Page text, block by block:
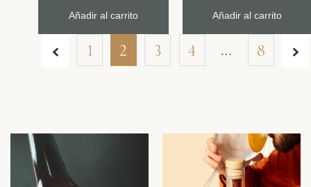
Añadir al carrito Añadir al carrito
1 2 3 4 … 8